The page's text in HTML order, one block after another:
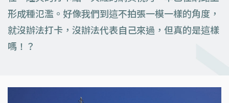
形成種氾濫。好像我們到這不拍張一模一樣的角度，
就沒辦法打卡，沒辦法代表自己來過，但真的是這樣
嗎！？